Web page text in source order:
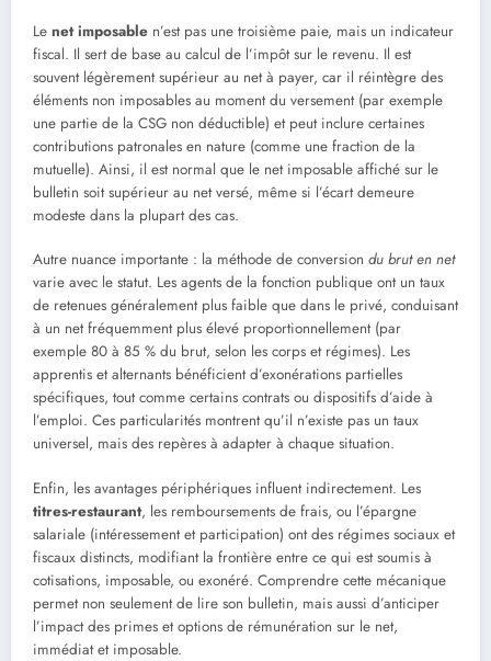
Le net imposable n’est pas une troisième paie, mais un indicateur
fiscal. Il sert de base au calcul de l’impôt sur le revenu. Il est
souvent légèrement supérieur au net à payer, car il réintègre des
éléments non imposables au moment du versement (par exemple
une partie de la CSG non déductible) et peut inclure certaines
contributions patronales en nature (comme une fraction de la
mutuelle). Ainsi, il est normal que le net imposable affiché sur le
bulletin soit supérieur au net versé, même si l’écart demeure
modeste dans la plupart des cas.
Autre nuance importante : la méthode de conversion du brut en net
varie avec le statut. Les agents de la fonction publique ont un taux
de retenues généralement plus faible que dans le privé, conduisant
à un net fréquemment plus élevé proportionnellement (par
exemple 80 à 85 % du brut, selon les corps et régimes). Les
apprentis et alternants bénéficient d’exonérations partielles
spécifiques, tout comme certains contrats ou dispositifs d’aide à
l’emploi. Ces particularités montrent qu’il n’existe pas un taux
universel, mais des repères à adapter à chaque situation.
Enfin, les avantages périphériques influent indirectement. Les
titres-restaurant, les remboursements de frais, ou l’épargne
salariale (intéressement et participation) ont des régimes sociaux et
fiscaux distincts, modifiant la frontière entre ce qui est soumis à
cotisations, imposable, ou exonéré. Comprendre cette mécanique
permet non seulement de lire son bulletin, mais aussi d’anticiper
l’impact des primes et options de rémunération sur le net,
immédiat et imposable.